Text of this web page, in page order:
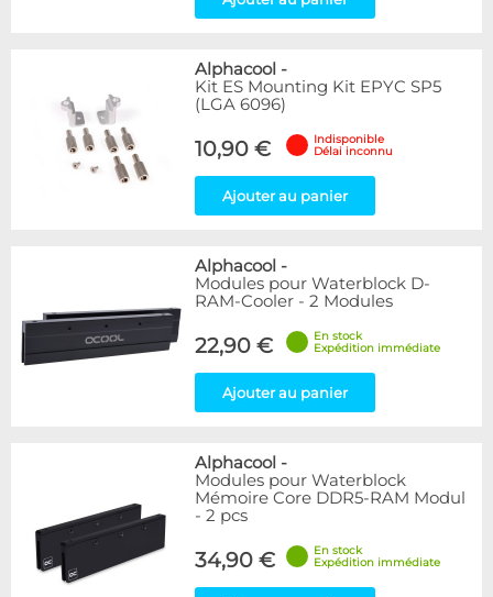
Alphacool -
Kit ES Mounting Kit EPYC SP5
(LGA 6096)
10,90 €
Indisponible
Délai inconnu
Ajouter au panier
Alphacool -
Modules pour Waterblock D-
RAM-Cooler - 2 Modules
22,90 €
En stock
Expédition immédiate
Ajouter au panier
Alphacool -
Modules pour Waterblock
Mémoire Core DDR5-RAM Modul
- 2 pcs
34,90 €
En stock
Expédition immédiate